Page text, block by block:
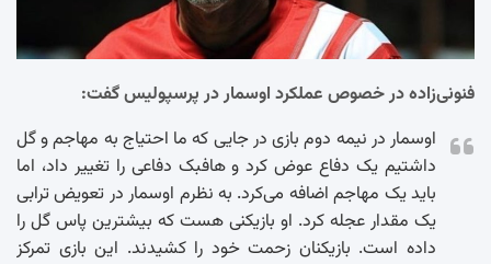
فنونی‌زاده در خصوص عملکرد اوسمار در پرسپولیس گفت:
اوسمار در نیمه دوم بازی در جایی که ما احتیاج به مهاجم و گل
داشتیم یک دفاع عوض کرد و هافبک دفاعی را تغییر داد، اما
باید یک مهاجم اضافه می‌کرد. به نظرم اوسمار در تعویض ترابی
یک مقدار عجله کرد. او بازیکنی هست که بیشترین پاس گل را
داده است. بازیکنان زحمت خود را کشیدند. این بازی تمرکز